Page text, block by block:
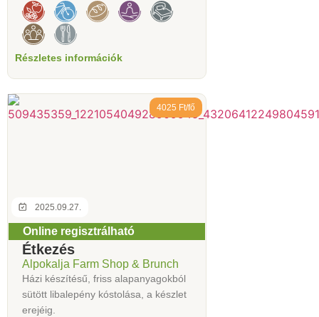
Részletes információk
Online regisztrálható
2025.09.27.
4025 Ft/fő
Étkezés
Alpokalja Farm Shop & Brunch
Házi készítésű, friss alapanyagokból
sütött libalepény kóstolása, a készlet
erejéig.